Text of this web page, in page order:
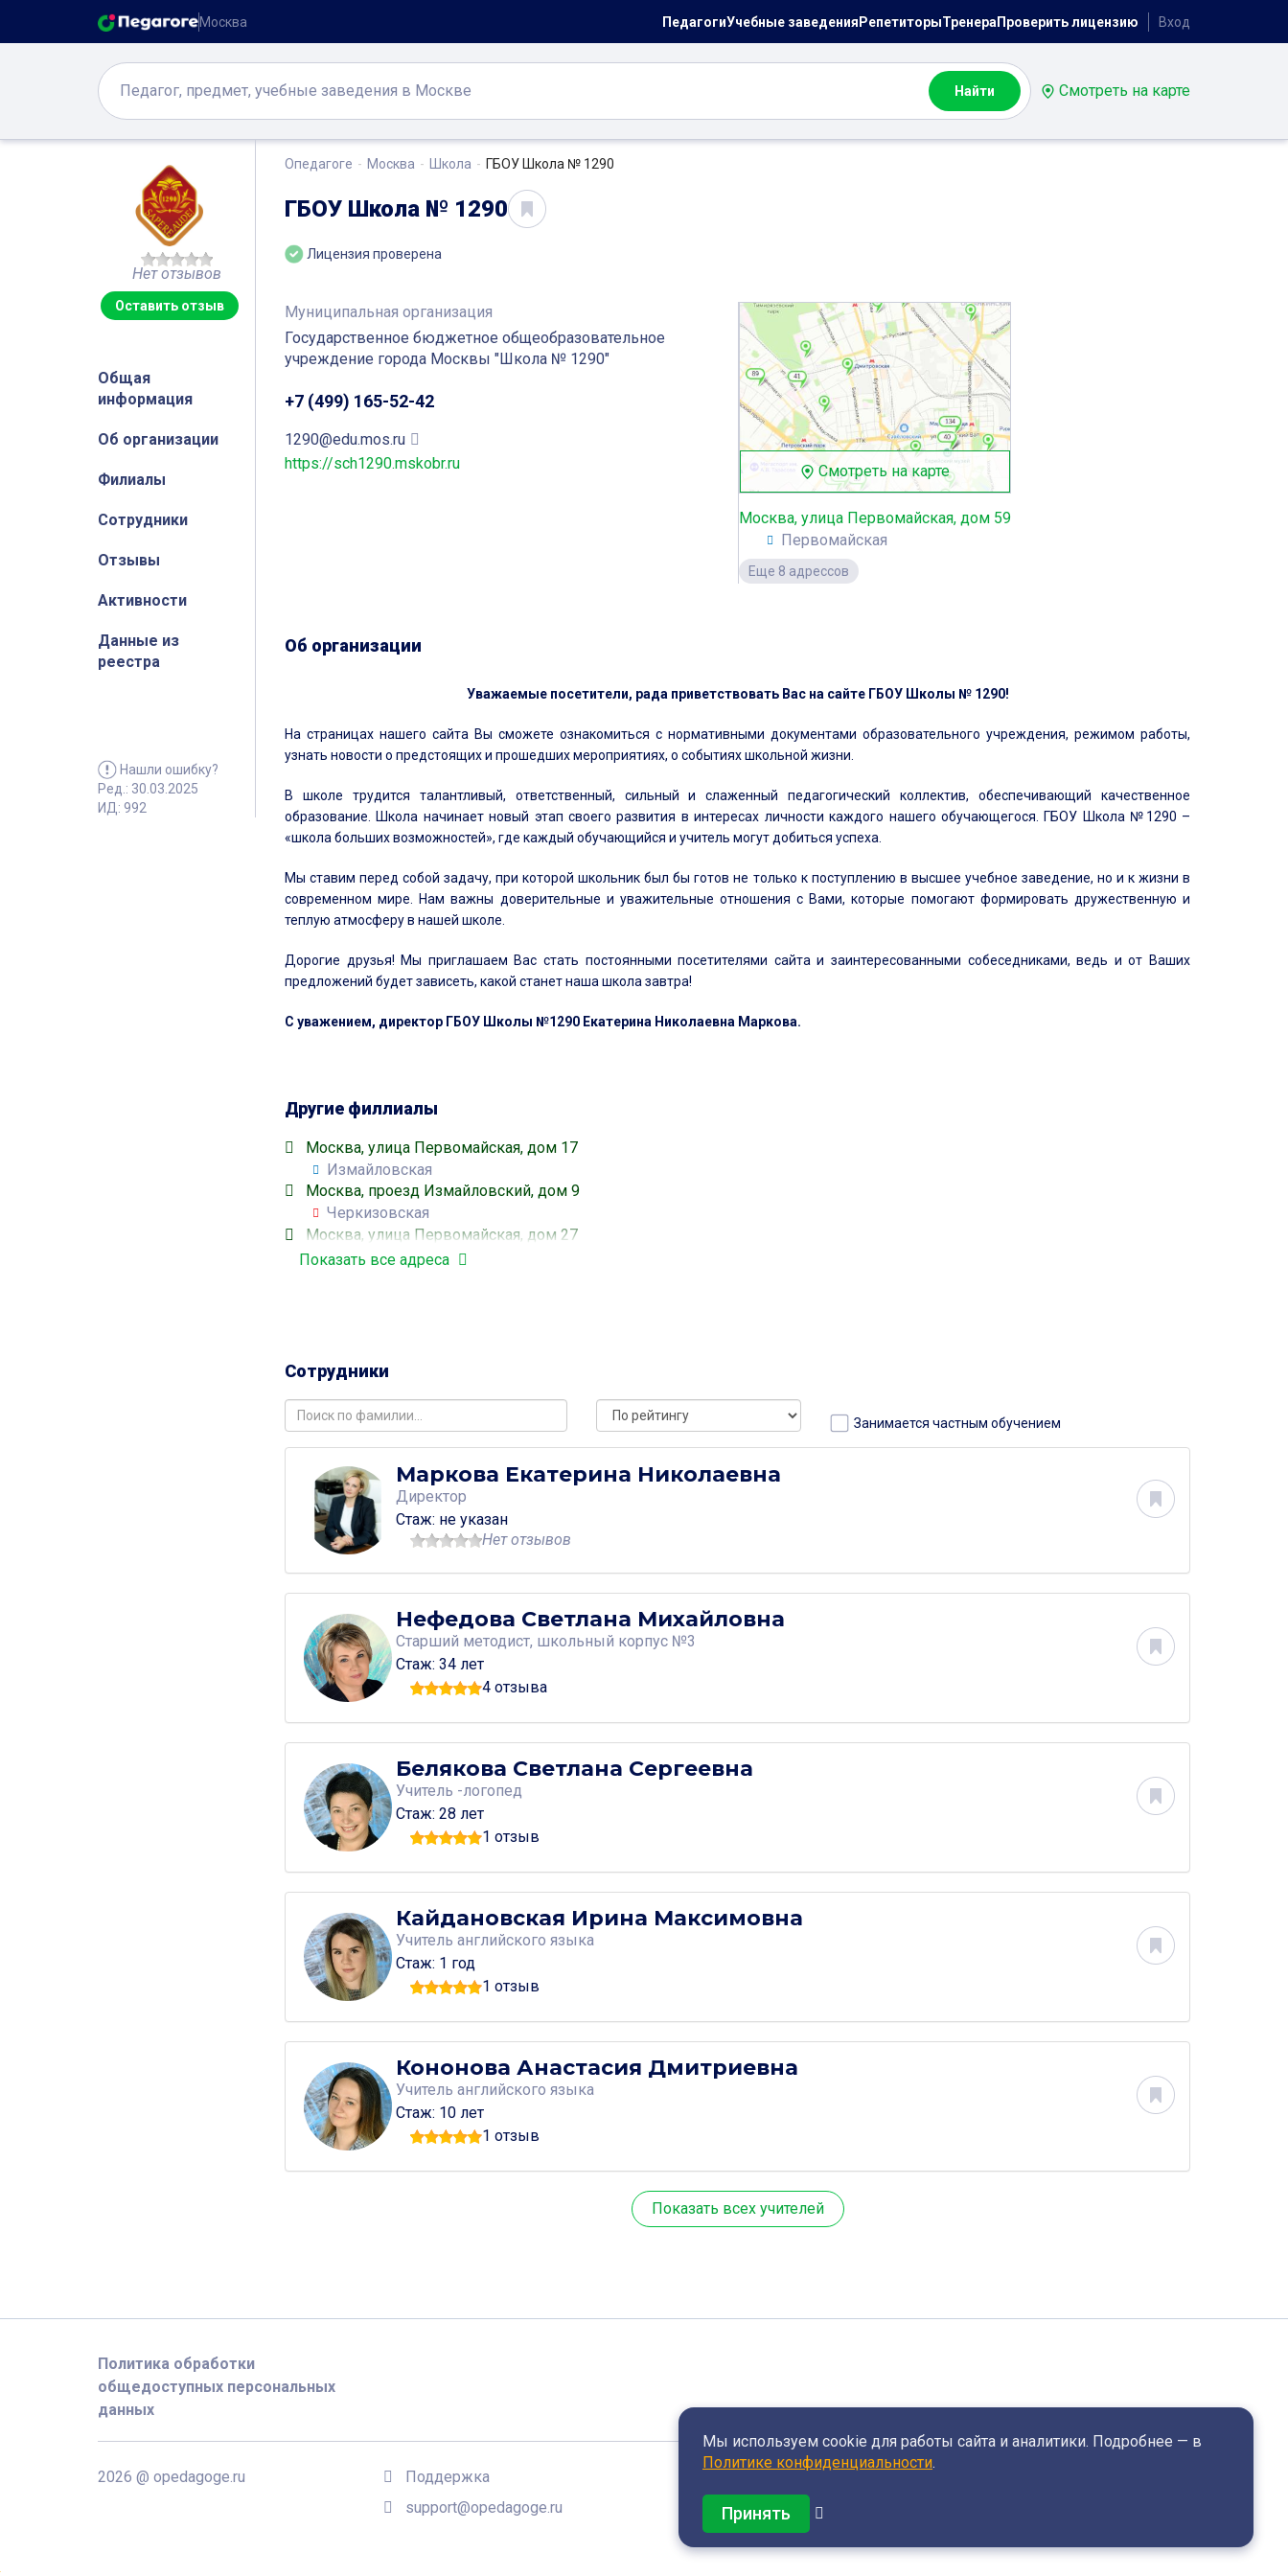
Москва ПедагогиУчебные заведенияРепетиторыТренераПроверить лицензию Вход
Найти Смотреть на карте
Нет отзывов
Оставить отзыв
Общая
информация
Об организации
Филиалы
Сотрудники
Отзывы
Активности
Данные из
реестра
Нашли ошибку?
Ред.: 30.03.2025
ИД: 992
Опедагоге Москва Школа ГБОУ Школа № 1290
ГБОУ Школа № 1290
Лицензия проверена
Муниципальная организация
Государственное бюджетное общеобразовательное
учреждение города Москвы "Школа № 1290"
+7 (499) 165-52-42
1290@edu.mos.ru
https://sch1290.mskobr.ru
Смотреть на карте
Москва, улица Первомайская, дом 59
Первомайская
Еще 8 адрессов
Об организации
Уважаемые посетители, рада приветствовать Вас на сайте ГБОУ Школы № 1290!
На страницах нашего сайта Вы сможете ознакомиться с нормативными документами образовательного учреждения, режимом работы,
узнать новости о предстоящих и прошедших мероприятиях, о событиях школьной жизни.
В школе трудится талантливый, ответственный, сильный и слаженный педагогический коллектив, обеспечивающий качественное
образование. Школа начинает новый этап своего развития в интересах личности каждого нашего обучающегося. ГБОУ Школа №1290 –
«школа больших возможностей», где каждый обучающийся и учитель могут добиться успеха.
Мы ставим перед собой задачу, при которой школьник был бы готов не только к поступлению в высшее учебное заведение, но и к жизни в
современном мире. Нам важны доверительные и уважительные отношения с Вами, которые помогают формировать дружественную и
теплую атмосферу в нашей школе.
Дорогие друзья! Мы приглашаем Вас стать постоянными посетителями сайта и заинтересованными собеседниками, ведь и от Ваших
предложений будет зависеть, какой станет наша школа завтра!
С уважением, директор ГБОУ Школы №1290 Екатерина Николаевна Маркова.
Другие филлиалы
Москва, улица Первомайская, дом 17
Измайловская
Москва, проезд Измайловский, дом 9
Черкизовская
Москва, улица Первомайская, дом 27
Измайловская
Москва, улица Никитинская, дом 7 строение 2
Москва, проспект Измайловский, дом 53
Измайловская
Москва, бульвар Измайловский, дом 20
Первомайская
Показать все адреса
Сотрудники
Занимается частным обучением
Маркова Екатерина Николаевна
Директор
Стаж: не указан
Нет отзывов
Нефедова Светлана Михайловна
Старший методист, школьный корпус №3
Стаж: 34 лет
4 отзыва
Белякова Светлана Сергеевна
Учитель -логопед
Стаж: 28 лет
1 отзыв
Кайдановская Ирина Максимовна
Учитель английского языка
Стаж: 1 год
1 отзыв
Кононова Анастасия Дмитриевна
Учитель английского языка
Стаж: 10 лет
1 отзыв
Показать всех учителей
Политика обработки
общедоступных персональных
данных
2026 @ opedagoge.ru
Поддержка
support@opedagoge.ru
Мы используем cookie для работы сайта и аналитики. Подробнее — в
Политике конфиденциальности.
Принять